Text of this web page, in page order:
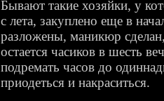
Бывают такие хозяйки, у
с лета, закуплено еще в
разложены, маникюр
остается часиков в шесть
подремать часов до
приодеться и накраситься.